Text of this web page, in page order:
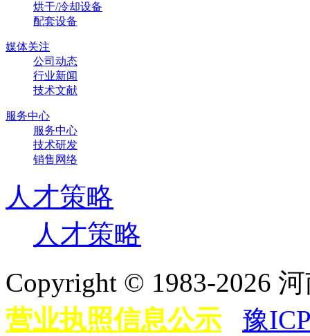
烘干/冷却设备
配套设备
媒体关注
公司动态
行业新闻
技术文献
服务中心
服务中心
技术研发
销售网络
人才策略
人才策略
Copyright © 1983-
营业执照信息公示
豫